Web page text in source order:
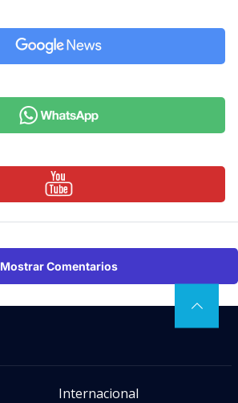
Mostrar Comentarios
Internacional